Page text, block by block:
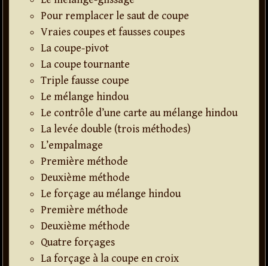
Pour remplacer le saut de coupe
Vraies coupes et fausses coupes
La coupe-pivot
La coupe tournante
Triple fausse coupe
Le mélange hindou
Le contrôle d’une carte au mélange hindou
La levée double (trois méthodes)
L’empalmage
Première méthode
Deuxième méthode
Le forçage au mélange hindou
Première méthode
Deuxième méthode
Quatre forçages
La forçage à la coupe en croix